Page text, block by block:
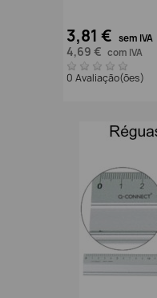
3,81 € sem IVA
4,69 € com IVA
0 Avaliação(ões)